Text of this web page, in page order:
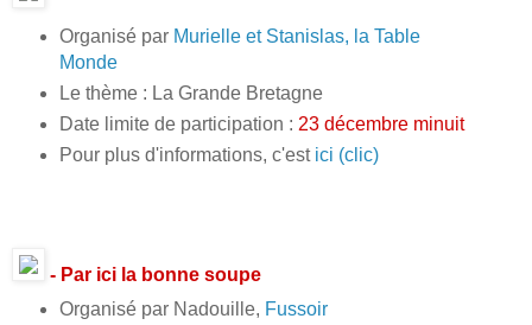
Organisé par Murielle et Stanislas, la Table
Monde
Le thème : La Grande Bretagne
Date limite de participation : 23 décembre minuit
Pour plus d'informations, c'est ici (clic)
- Par ici la bonne soupe
Organisé par Nadouille, Fussoir